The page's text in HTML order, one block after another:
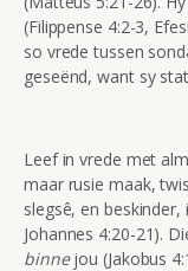
(Filippense 4:2-3,
so vrede tussen
geseënd, want sy
Leef in vrede met
maar rusie maak,
slegsê, en
Johannes 4:20-21).
binnejou (Jakobus